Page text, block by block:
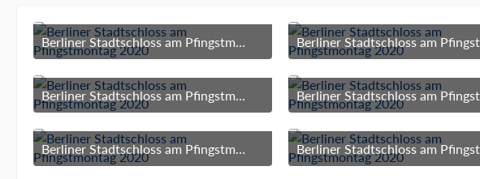
Berliner Stadtschloss am Pfingstmontag 2020
2. Juni 2020 um 09:53 2. Juni 2020 um 09:53
Berliner Stadtschloss am Pfingstmontag 2020
2. Juni 2020 um 09:53 2. Juni 2020 um 09:53
Berliner Stadtschloss am Pfingstmontag 2020
2. Juni 2020 um 09:53 2. Juni 2020 um 09:53